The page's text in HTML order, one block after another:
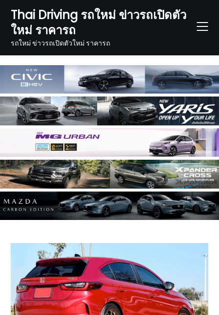
content
Thai Driving รถใหม่ ข่าวรถเปิดตัว
ใหม่ ราคารถ
รถใหม่ ข่าวรถเปิดตัวใหม่ ราคารถ